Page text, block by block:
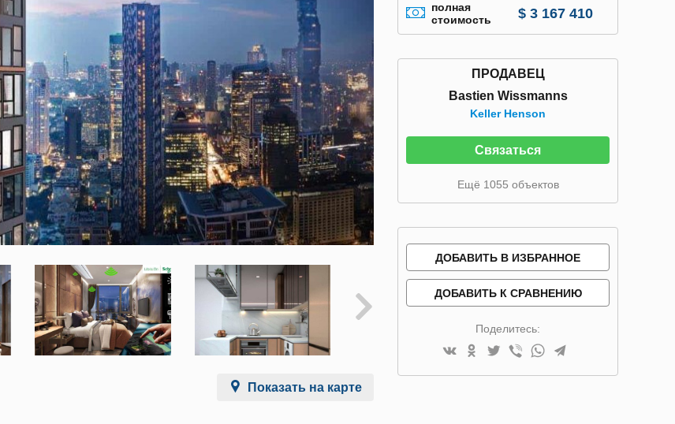
Показать на карте
полная
стоимость
$ 3 167 410
ПРОДАВЕЦ
Bastien Wissmanns
Keller Henson
Связаться
Ещё 1055 объектов
ДОБАВИТЬ В ИЗБРАННОЕ
ДОБАВИТЬ К СРАВНЕНИЮ
Поделитесь: